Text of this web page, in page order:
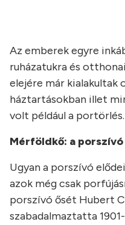
Az emberek egyre
ruházatukra és
elejére már kialakultak
háztartásokban illet
volt például a portörlés.
Mérföldkő: a
Ugyan a porszívó
azok még csak
porszívó ősét Hubert
szabadalmaztatta